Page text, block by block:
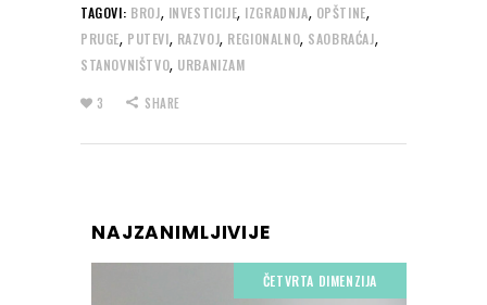
TAGOVI: BROJ, INVESTICIJE, IZGRADNJA, OPŠTINE,
PRUGE, PUTEVI, RAZVOJ, REGIONALNO, SAOBRAĆAJ,
STANOVNIŠTVO, URBANIZAM
3 SHARE
NAJZANIMLJIVIJE
ČETVRTA DIMENZIJA